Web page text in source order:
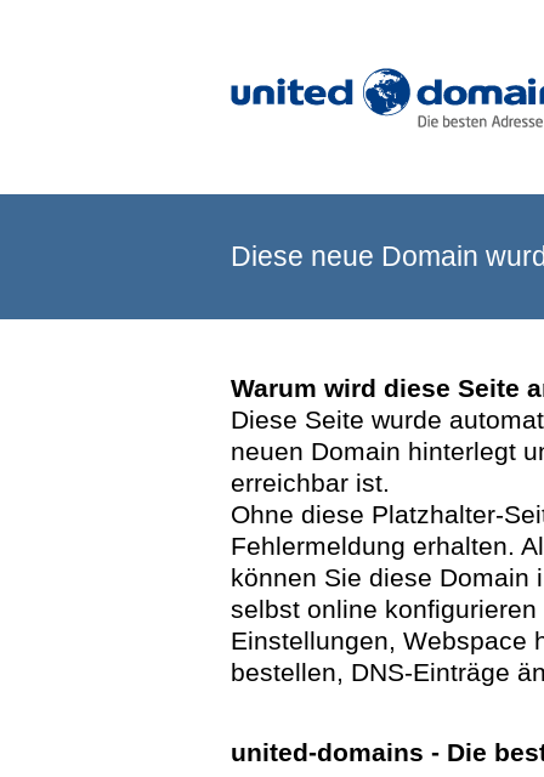
Diese neue Domain
Warum wird diese Seite
Diese Seite wurde
neuen Domain hinterlegt
erreichbar ist.
Ohne diese Platzhalter-
Fehlermeldung erhalten.
können Sie diese Domain
selbst online
Einstellungen, Webspace
bestellen, DNS-Einträge
united-domains - Die